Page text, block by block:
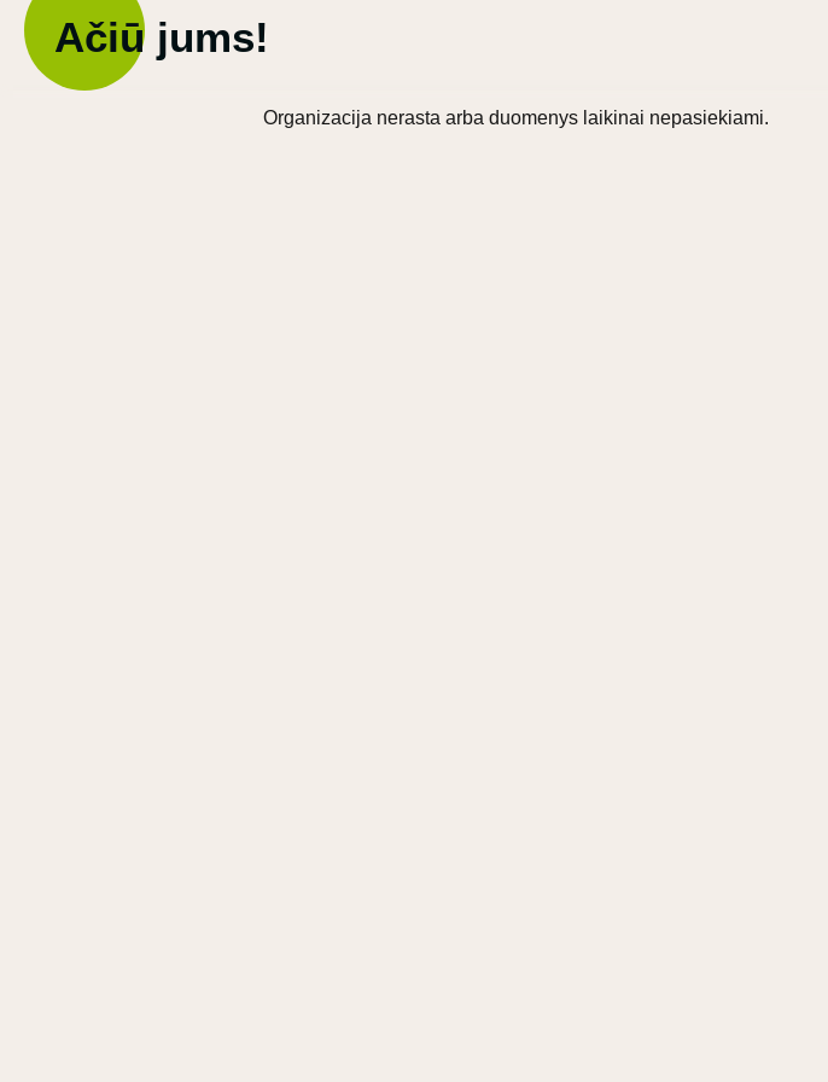
Ačiū jums!
Organizacija nerasta arba duomenys laikinai nepasiekiami.